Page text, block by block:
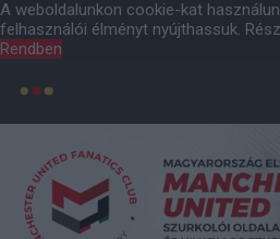
A weboldalunkon cookie-kat
felhasználói élményt nyújthassuk.
Rendben